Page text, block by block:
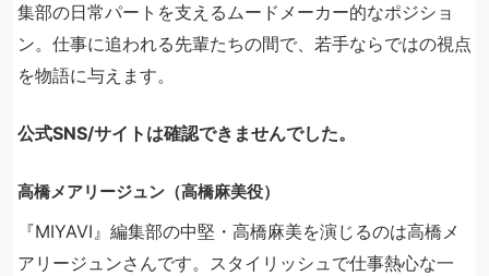
集部の日常パートを支えるムードメーカー的なポジショ
ン。仕事に追われる先輩たちの間で、若手ならではの視点
を物語に与えます。
公式SNS/サイトは確認できませんでした。
高橋メアリージュン（高橋麻美役）
『MIYAVI』編集部の中堅・高橋麻美を演じるのは高橋メ
アリージュンさんです。スタイリッシュで仕事熱心な一